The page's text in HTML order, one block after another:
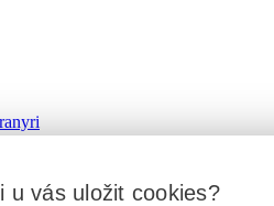
u vás uložit cookies?